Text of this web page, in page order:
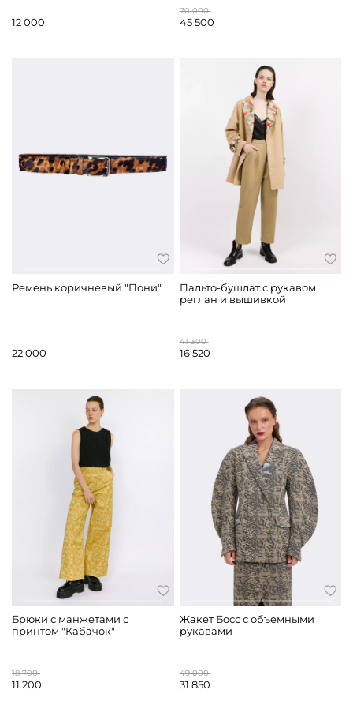
12 000
70 000
45 500
Ремень коричневый "Пони"
22 000
Пальто-бушлат с рукавом
реглан и вышивкой
41 300
16 520
Брюки с манжетами с
принтом "Кабачок"
18 700
11 200
Жакет Босс с объемными
рукавами
49 000
31 850